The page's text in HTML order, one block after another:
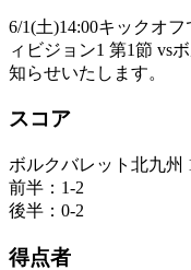
6/1(土)14:00キックオ
ィビジョン1 第1節 vs
知らせいたします。
スコア
ボルクバレット北九州
前半：1-2
後半：0-2
得点者